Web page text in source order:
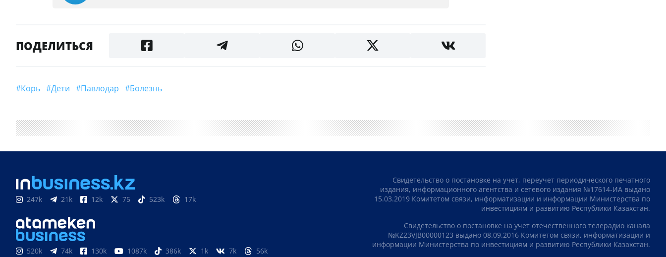
ПОДЕЛИТЬСЯ
#Корь #дети #Павлодар #болезнь
247k 21k 12k 75 523k 17k
520k 74k 130k 1087k 386k 1k 7k 56k
Свидетельство о постановке на учет, переучет периодического печатного
издания, информационного агентства и сетевого издания №17614-ИА выдано
15.03.2019 Комитетом связи, информатизации и информации Министерства по
инвестициям и развитию Республики Казахстан.
Свидетельство о постановке на учет отечественного телерадио канала
№KZ23VJB00000123 выдано 08.09.2016 Комитетом связи, информатизации и
информации Министерства по инвестициям и развитию Республики Казахстан.